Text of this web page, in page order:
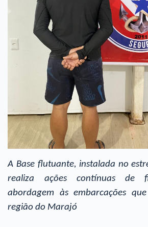
A Base flutuante, instalada no
realiza ações contínuas de
abordagem às embarcações
região do Marajó